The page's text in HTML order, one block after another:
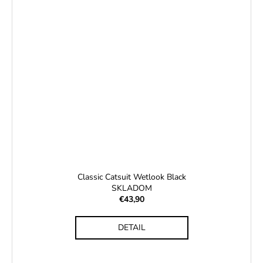
Classic Catsuit Wetlook Black
SKLADOM
€43,90
DETAIL